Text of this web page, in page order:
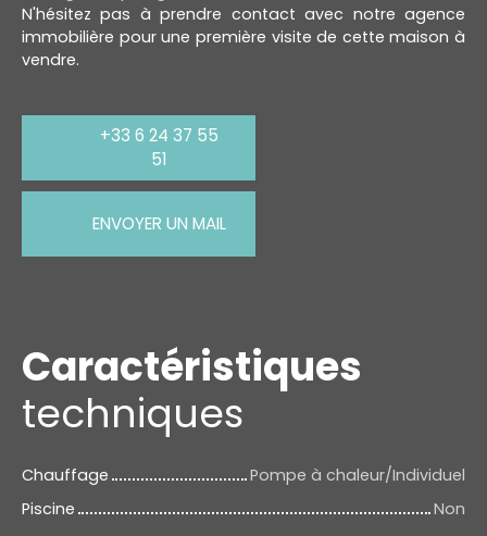
N'hésitez pas à prendre contact avec notre agence
immobilière pour une première visite de cette maison à
vendre.
+33 6 24 37 55
51
ENVOYER UN MAIL
Caractéristiques
techniques
Chauffage
Pompe à chaleur/Individuel
Piscine
Non